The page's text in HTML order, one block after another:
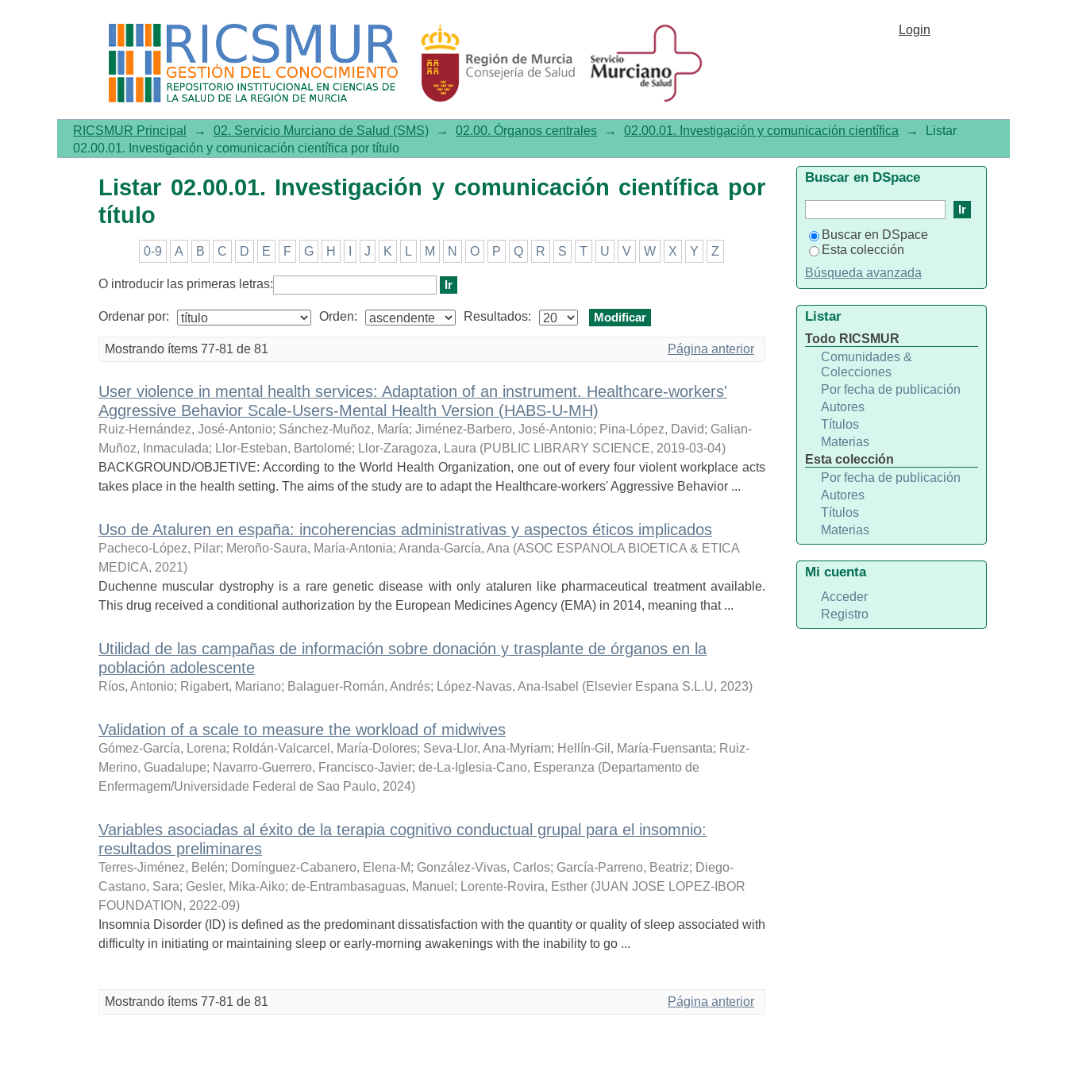
Listar 02.00.01. Investigación y comunicación científica por título Login
RICSMUR Principal → 02. Servicio Murciano de Salud (SMS) → 02.00. Órganos centrales → 02.00.01. Investigación y comunicación científica →
Listar
02.00.01. Investigación y comunicación científica por título
Listar 02.00.01. Investigación y comunicación científica por
título
0-9 A B C D E F G H J K L M N O P Q R S T U V W X Y Z
O introducir las primeras letras:
Ordenar por: Orden: Resultados:
Mostrando ítems 77-81 de 81 Página anterior
User violence in mental health services: Adaptation of an instrument. Healthcare-workers'
Aggressive Behavior Scale-Users-Mental Health Version (HABS-U-MH)
Ruiz-Hernández, José-Antonio; Sánchez-Muñoz, María; Jiménez-Barbero, José-Antonio; Pina-López, David; Galian-
Muñoz, Inmaculada; Llor-Esteban, Bartolomé; Llor-Zaragoza, Laura (PUBLIC LIBRARY SCIENCE, 2019-03-04)
BACKGROUND/OBJETIVE: According to the World Health Organization, one out of every four violent workplace acts
takes place in the health setting. The aims of the study are to adapt the Healthcare-workers' Aggressive Behavior ...
Uso de Ataluren en españa: incoherencias administrativas y aspectos éticos implicados
Pacheco-López, Pilar; Meroño-Saura, María-Antonia; Aranda-García, Ana (ASOC ESPANOLA BIOETICA & ETICA
MEDICA, 2021)
Duchenne muscular dystrophy is a rare genetic disease with only ataluren like pharmaceutical treatment available.
This drug received a conditional authorization by the European Medicines Agency (EMA) in 2014, meaning that ...
Utilidad de las campañas de información sobre donación y trasplante de órganos en la
población adolescente
Ríos, Antonio; Rigabert, Mariano; Balaguer-Román, Andrés; López-Navas, Ana-Isabel (Elsevier Espana S.L.U, 2023)
Validation of a scale to measure the workload of midwives
Gómez-García, Lorena; Roldán-Valcarcel, María-Dolores; Seva-Llor, Ana-Myriam; Hellín-Gil, María-Fuensanta; Ruiz-
Merino, Guadalupe; Navarro-Guerrero, Francisco-Javier; de-La-Iglesia-Cano, Esperanza (Departamento de
Enfermagem/Universidade Federal de Sao Paulo, 2024)
Variables asociadas al éxito de la terapia cognitivo conductual grupal para el insomnio:
resultados preliminares
Terres-Jiménez, Belén; Domínguez-Cabanero, Elena-M; González-Vivas, Carlos; García-Parreno, Beatriz; Diego-
Castano, Sara; Gesler, Mika-Aiko; de-Entrambasaguas, Manuel ; Lorente-Rovira, Esther (JUAN JOSE LOPEZ-IBOR
FOUNDATION , 2022-09)
Insomnia Disorder (ID) is defined as the predominant dissatisfaction with the quantity or quality of sleep associated with
difficulty in initiating or maintaining sleep or early-morning awakenings with the inability to go ...
Mostrando ítems 77-81 de 81 Página anterior
Buscar en DSpace
Buscar en DSpace
Esta colección
Búsqueda avanzada
Listar
Todo RICSMUR
Comunidades &
Colecciones
Por fecha de publicación
Autores
Títulos
Materias
Esta colección
Por fecha de publicación
Autores
Títulos
Materias
Mi cuenta
Acceder
Registro